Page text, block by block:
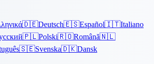
🇩🇪Deutsch🇪🇸Español🇮🇹Italiano
🇵🇱Polski🇷🇴Română🇳🇱
🇸🇪Svenska🇩🇰Dansk